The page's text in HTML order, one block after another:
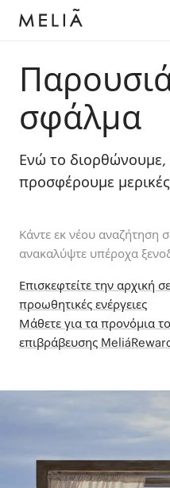
σφάλμα
Ενώ το
προσφέρουμε
Κάντε εκ νέου αναζήτηση
ανακαλύψτε υπέροχα
Επισκεφτείτε την αρχική
προωθητικές ενέργειες
Μάθετε για τα προνόμια
επιβράβευσης